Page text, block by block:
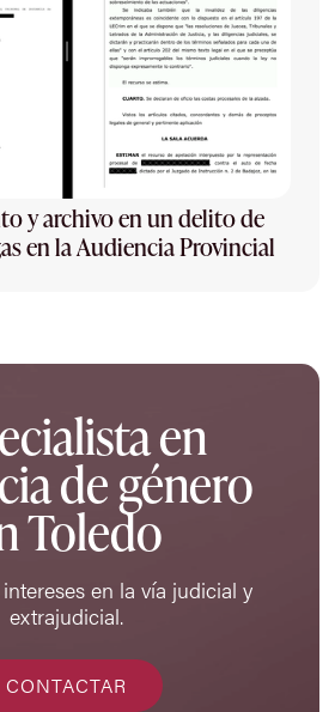
y archivo en un delito de
en la Audiencia Provincial
en
de género
Toledo
en la vía judicial y
extrajudicial.
CONTACTAR